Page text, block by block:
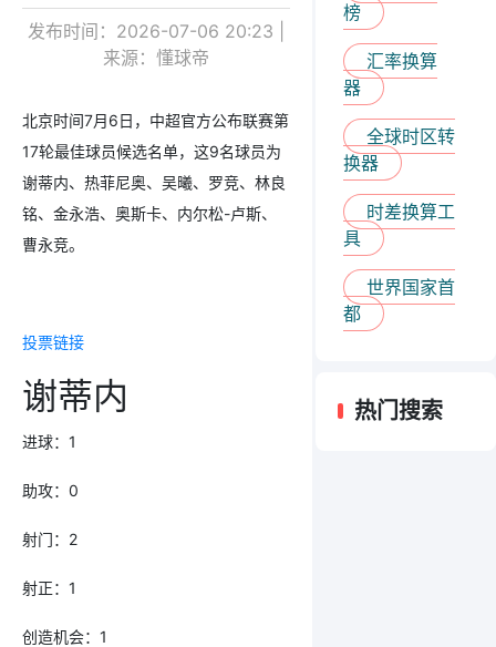
发布时间：2026-07-06 20:23 |
来源：懂球帝
北京时间7月6日，中超官方公布联赛第
17轮最佳球员候选名单，这9名球员为
谢蒂内、热菲尼奥、吴曦、罗竞、林良
铭、金永浩、奥斯卡、内尔松-卢斯、
曹永竞。
投票链接
谢蒂内
进球：1
助攻：0
射门：2
射正：1
创造机会：1
榜
汇率换算
器
全球时区转
换器
时差换算工
具
世界国家首
都
热门搜索